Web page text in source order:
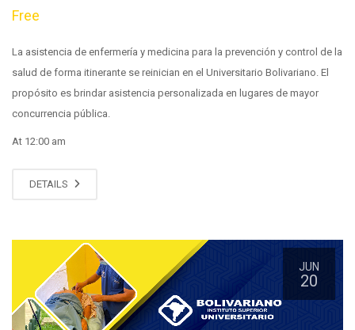
Free
La asistencia de enfermería y medicina para la prevención y control de la
salud de forma itinerante se reinician en el Universitario Bolivariano. El
propósito es brindar asistencia personalizada en lugares de mayor
concurrencia pública.
At 12:00 am
DETAILS
JUN
20